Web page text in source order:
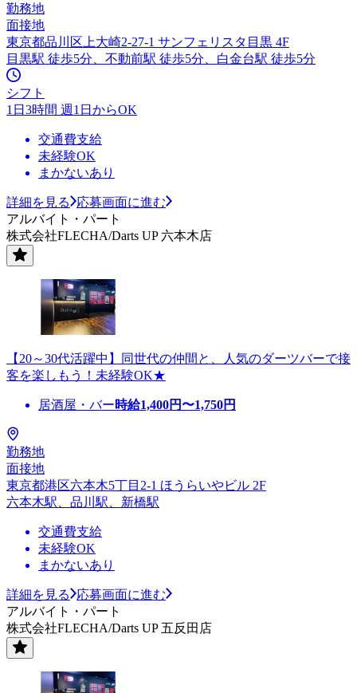
勤務地
面接地
東京都品川区上大崎2-27-1 サンフェリスタ目黒 4F
目黒駅 徒歩5分、不動前駅 徒歩5分、白金台駅 徒歩5分
シフト
1日3時間 週1日からOK
交通費支給
未経験OK
まかないあり
詳細を見る
応募画面に進む
アルバイト・パート
株式会社FLECHA/Darts UP 六本木店
【20～30代活躍中】同世代の仲間と、人気のダーツバーで接
客を楽しもう！未経験OK★
居酒屋・バー時給1,400円〜1,750円
勤務地
面接地
東京都港区六本木5丁目2-1 ほうらいやビル 2F
六本木駅、品川駅、新橋駅
交通費支給
未経験OK
まかないあり
詳細を見る
応募画面に進む
アルバイト・パート
株式会社FLECHA/Darts UP 五反田店